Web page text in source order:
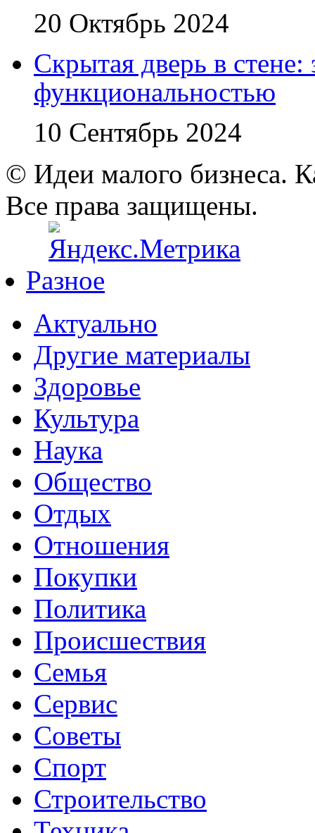
20 Октябрь 2024
Скрытая дверь в
функциональностью
10 Сентябрь 2024
© Идеи малого бизнеса.
Все права защищены.
Разное
Актуально
Другие материалы
Здоровье
Культура
Наука
Общество
Отдых
Отношения
Покупки
Политика
Происшествия
Семья
Сервис
Советы
Спорт
Строительство